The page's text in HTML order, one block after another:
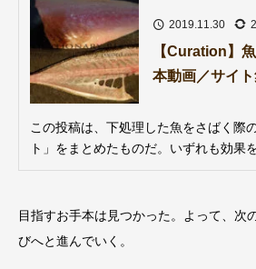
2019.11.30
【Curation】
本動画／サイ
この投稿は、下処理した魚をさばく際
ト」をまとめたものだ。いずれも効果
目指すお手本は見つかった。よって、次
びへと進んでいく。